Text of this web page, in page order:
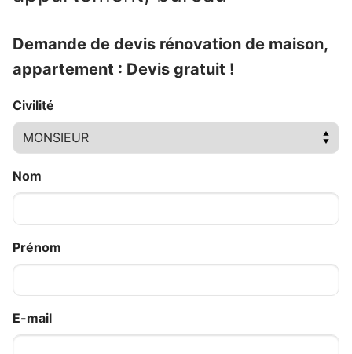
Demande de devis rénovation de maison,
appartement : Devis gratuit !
Civilité
Nom
Prénom
E-mail